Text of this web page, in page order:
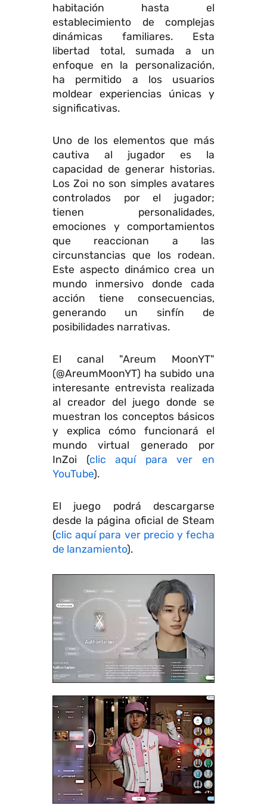
habitación hasta el
establecimiento de complejas
dinámicas familiares. Esta
libertad total, sumada a un
enfoque en la personalización,
ha permitido a los usuarios
moldear experiencias únicas y
significativas.
Uno de los elementos que más
cautiva al jugador es la
capacidad de generar historias.
Los Zoi no son simples avatares
controlados por el jugador;
tienen personalidades,
emociones y comportamientos
que reaccionan a las
circunstancias que los rodean.
Este aspecto dinámico crea un
mundo inmersivo donde cada
acción tiene consecuencias,
generando un sinfín de
posibilidades narrativas.
El canal "Areum MoonYT"
(@AreumMoonYT) ha subido una
interesante entrevista realizada
al creador del juego donde se
muestran los conceptos básicos
y explica cómo funcionará el
mundo virtual generado por
InZoi (clic aquí para ver en
YouTube).
El juego podrá descargarse
desde la página oficial de Steam
(clic aquí para ver precio y fecha
de lanzamiento).